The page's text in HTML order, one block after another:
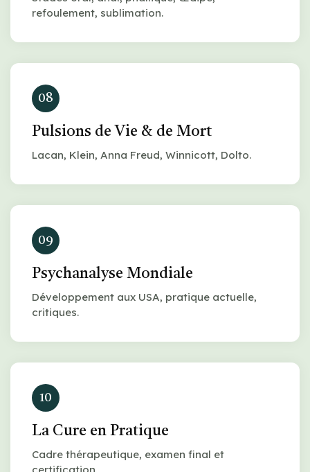
refoulement, sublimation.
08
Pulsions de Vie & de Mort
Lacan, Klein, Anna Freud, Winnicott, Dolto.
09
Psychanalyse Mondiale
Développement aux USA, pratique actuelle,
critiques.
10
La Cure en Pratique
Cadre thérapeutique, examen final et